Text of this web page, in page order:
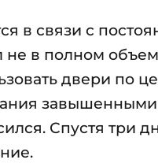
в связи с
не в полном
двери по
Спустя три